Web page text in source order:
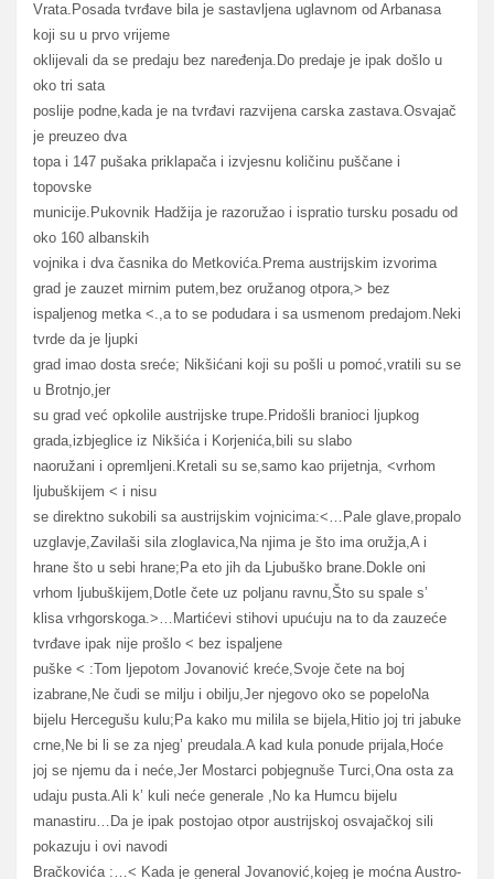
Vrata.Posada tvrđave bila je sastavljena uglavnom od Arbanasa
koji su u prvo vrijeme
oklijevali da se predaju bez naređenja.Do predaje je ipak došlo u
oko tri sata
poslije podne,kada je na tvrđavi razvijena carska zastava.Osvajač
je preuzeo dva
topa i 147 pušaka priklapača i izvjesnu količinu puščane i
topovske
municije.Pukovnik Hadžija je razoružao i ispratio tursku posadu od
oko 160 albanskih
vojnika i dva časnika do Metkovića.Prema austrijskim izvorima
grad je zauzet mirnim putem,bez oružanog otpora,> bez
ispaljenog metka <.,a to se podudara i sa usmenom predajom.Neki
tvrde da je ljupki
grad imao dosta sreće; Nikšićani koji su pošli u pomoć,vratili su se
u Brotnjo,jer
su grad već opkolile austrijske trupe.Pridošli branioci ljupkog
grada,izbjeglice iz Nikšića i Korjenića,bili su slabo
naoružani i opremljeni.Kretali su se,samo kao prijetnja, <vrhom
ljubuškijem < i nisu
se direktno sukobili sa austrijskim vojnicima:<…Pale glave,propalo
uzglavje,Zavilaši sila zloglavica,Na njima je što ima oružja,A i
hrane što u sebi hrane;Pa eto jih da Ljubuško brane.Dokle oni
vrhom ljubuškijem,Dotle čete uz poljanu ravnu,Što su spale s’
klisa vrhgorskoga.>…Martićevi stihovi upućuju na to da zauzeće
tvrđave ipak nije prošlo < bez ispaljene
puške < :Tom ljepotom Jovanović kreće,Svoje čete na boj
izabrane,Ne čudi se milju i obilju,Jer njegovo oko se popeloNa
bijelu Hercegušu kulu;Pa kako mu milila se bijela,Hitio joj tri jabuke
crne,Ne bi li se za njeg’ preudala.A kad kula ponude prijala,Hoće
joj se njemu da i neće,Jer Mostarci pobjegnuše Turci,Ona osta za
udaju pusta.Ali k’ kuli neće generale ,No ka Humcu bijelu
manastiru…Da je ipak postojao otpor austrijskoj osvajačkoj sili
pokazuju i ovi navodi
Bračkovića :…< Kada je general Jovanović,kojeg je moćna Austro-